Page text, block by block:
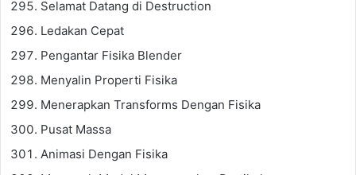
Selamat Datang di Destruction
Ledakan Cepat
Pengantar Fisika Blender
Menyalin Properti Fisika
Menerapkan Transforms Dengan Fisika
Pusat Massa
Animasi Dengan Fisika